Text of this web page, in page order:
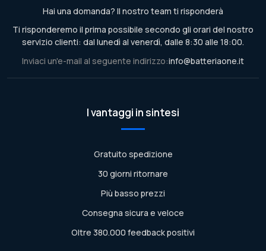
Hai una domanda? Il nostro team ti risponderà
Ti risponderemo il prima possibile secondo gli orari del nostro
servizio clienti: dal lunedì al venerdì, dalle 8:30 alle 18:00.
Inviaci un'e-mail al seguente indirizzo:info@batteriaone.it
I vantaggi in sintesi
Gratuito spedizione
30 giorni ritornare
Più basso prezzi
Consegna sicura e veloce
Oltre 380.000 feedback positivi